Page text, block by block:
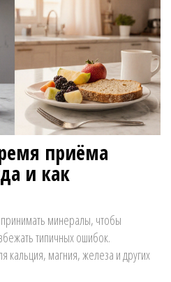
приёма
и как
принимать минералы, чтобы
типичных ошибок.
кальция, магния, железа и других